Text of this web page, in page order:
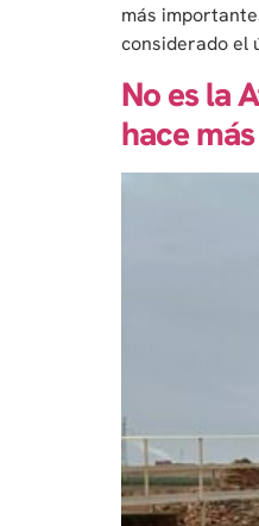
más
considerado el
No es la
hace